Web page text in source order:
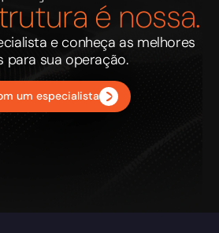
é nossa.
e conheça as melhores
para sua operação.
um especialista